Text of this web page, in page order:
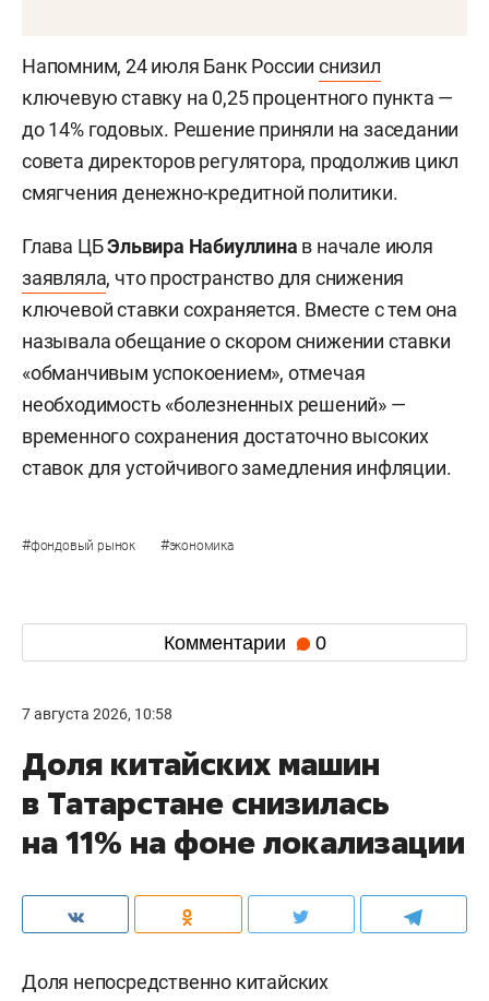
Напомним, 24 июля Банк Россииснизил
ключевую ставку на 0,25 процентного пункта —
до 14% годовых. Решение приняли на заседании
совета директоров регулятора, продолжив цикл
смягчения денежно-кредитной политики.
Глава ЦБЭльвира Набиуллина в начале июля
заявляла, что пространство для снижения
ключевой ставки сохраняется. Вместе с тем она
называла обещание о скором снижении ставки
«обманчивым успокоением», отмечая
необходимость «болезненных решений» —
временного сохранения достаточно высоких
ставок для устойчивого замедления инфляции.
#фондовый рынок #экономика
Комментарии 0
7 августа 2026, 10:58
Доля китайских машин
в Татарстане снизилась
на 11% на фоне локализации
Доля непосредственно китайских